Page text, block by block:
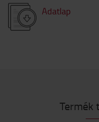
Adatlap
Termék